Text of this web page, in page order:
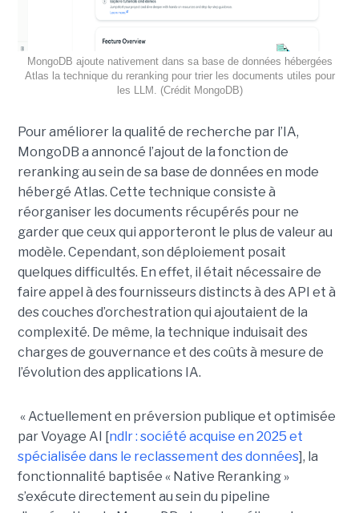
MongoDB ajoute nativement dans sa base de données hébergées
Atlas la technique du reranking pour trier les documents utiles pour
les LLM. (Crédit MongoDB)
Pour améliorer la qualité de recherche par l’IA,
MongoDB a annoncé l’ajout de la fonction de
reranking au sein de sa base de données en mode
hébergé Atlas. Cette technique consiste à
réorganiser les documents récupérés pour ne
garder que ceux qui apporteront le plus de valeur au
modèle. Cependant, son déploiement posait
quelques difficultés. En effet, il était nécessaire de
faire appel à des fournisseurs distincts à des API et à
des couches d’orchestration qui ajoutaient de la
complexité. De même, la technique induisait des
charges de gouvernance et des coûts à mesure de
l’évolution des applications IA.
« Actuellement en préversion publique et optimisée
par Voyage AI [ndlr : société acquise en 2025 et
spécialisée dans le reclassement des données], la
fonctionnalité baptisée « Native Reranking »
s’exécute directement au sein du pipeline